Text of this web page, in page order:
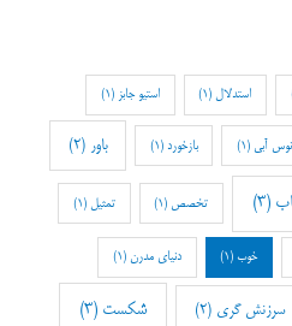
استدلال (1) استیو جابز (1)
آبی (1) بازخورد (1) باور (2)
(3) تخصص (1) تمثیل (1)
خوب(1) دنیای مدرن (1)
سرزنش گری (2) شکست (3)